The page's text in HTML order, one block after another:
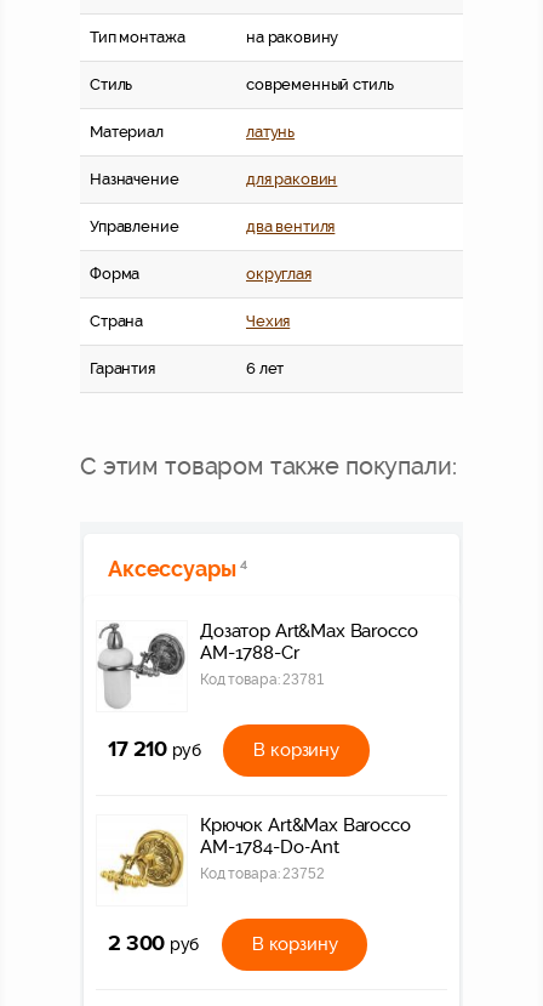
Тип монтажа на раковину
Стиль современный стиль
Материал латунь
Назначение для раковин
Управление два вентиля
Форма округлая
Страна Чехия
Гарантия 6 лет
С этим товаром также покупали:
Аксессуары 4
Дозатор Art&Max Barocco
AM-1788-Cr
Код товара: 23781
17 210 руб В корзину
Крючок Art&Max Barocco
AM-1784-Do-Ant
Код товара: 23752
2 300 руб В корзину